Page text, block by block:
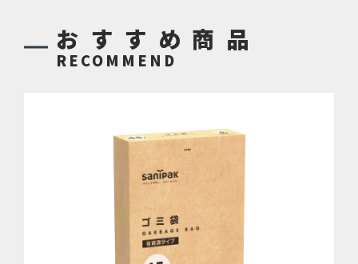
おすすめ商品
RECOMMEND